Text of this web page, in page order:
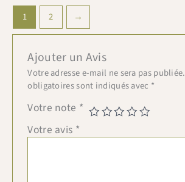
1 2 →
Ajouter un Avis
Votre adresse e-mail ne sera pas publiée.
obligatoires sont indiqués avec *
Votre note *
Votre avis *